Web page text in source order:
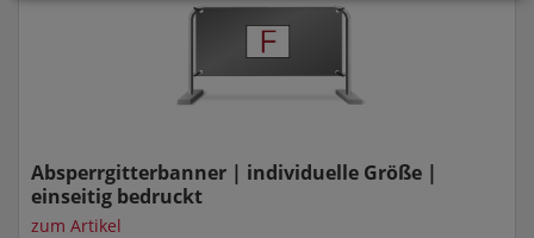
Absperrgitterbanner | individuelle Größe |
einseitig bedruckt
zum Artikel